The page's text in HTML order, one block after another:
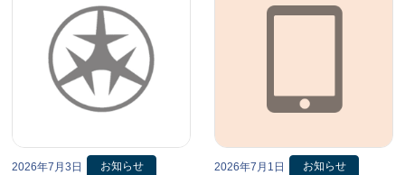
2026年7月3日
お知らせ
2026年7月1日
お知らせ